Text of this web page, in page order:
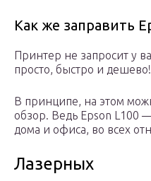
Как же заправить
Принтер не запросит у
просто, быстро и дешево!
В принципе, на этом
обзор. Ведь Epson L100
дома и офиса, во всех
Лазерных